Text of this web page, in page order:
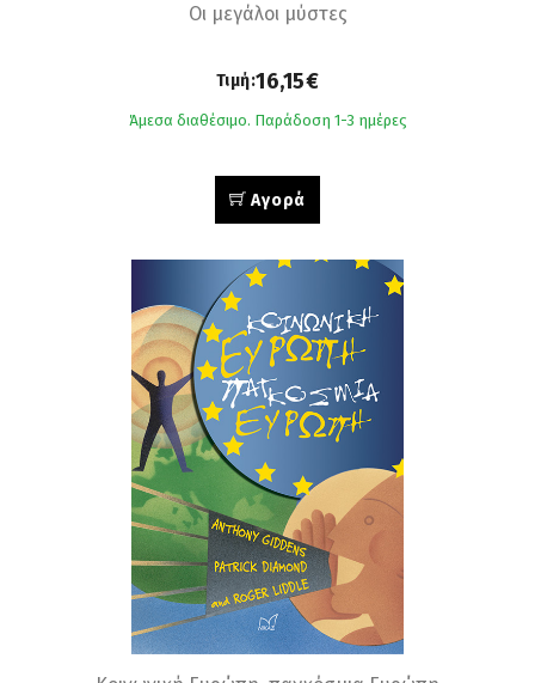
Οι μεγάλοι μύστες
Τιμή:16,15€
Άμεσα διαθέσιμο. Παράδοση 1-3 ημέρες
Αγορά